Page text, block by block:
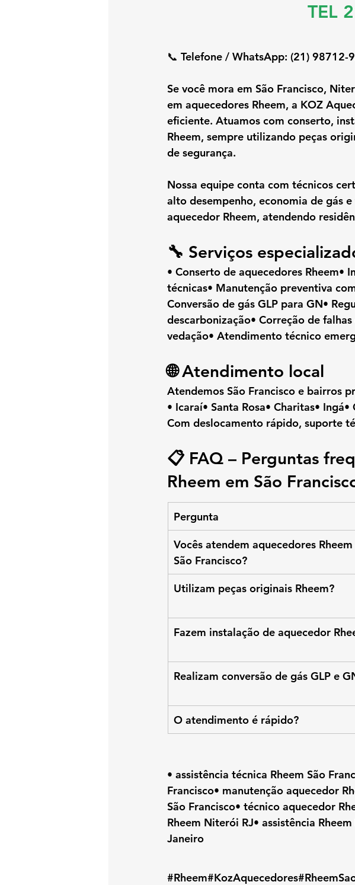
TEL
📞 Telefone / WhatsApp: (21) 98712-
Se você mora em São Francisco,
em aquecedores Rheem, a KOZ
eficiente. Atuamos com conserto,
Rheem, sempre utilizando peças
de segurança.
Nossa equipe conta com técnicos
alto desempenho, economia de gás
aquecedor Rheem, atendendo
🔧 Serviços
• Conserto de aquecedores Rheem•
técnicas• Manutenção preventiva
Conversão de gás GLP para GN•
descarbonização• Correção de
vedação• Atendimento técnico
🌐 Atendimento local
Atendemos São Francisco e bairros
• Icaraí• Santa Rosa• Charitas•
Com deslocamento rápido, suporte
📋 FAQ – Perguntas
Rheem em São
Pergunta
Vocês atendem aquecedores Rheem
São Francisco?
Utilizam peças originais Rheem?
Fazem instalação de aquecedor
Realizam conversão de gás GLP e
O atendimento é rápido?
• assistência técnica Rheem São
Francisco• manutenção aquecedor
São Francisco• técnico aquecedor
Rheem Niterói RJ• assistência
Janeiro
#Rheem